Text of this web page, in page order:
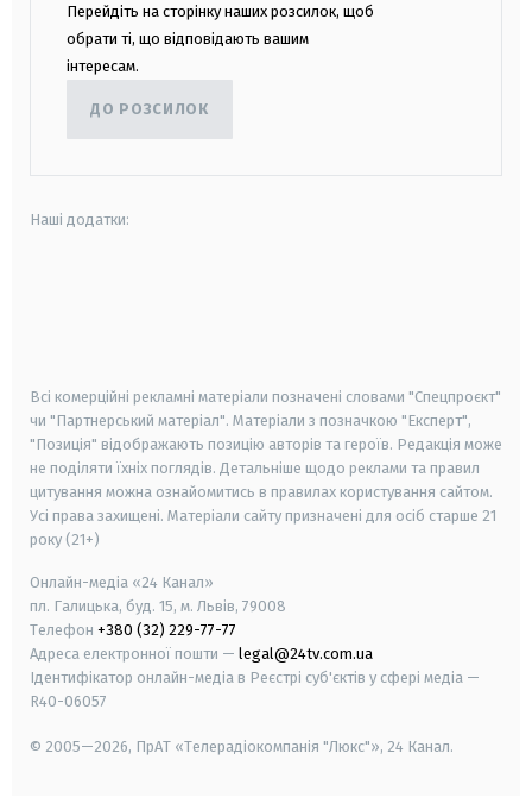
Перейдіть на сторінку наших розсилок, щоб
обрати ті, що відповідають вашим
інтересам.
ДО РОЗСИЛОК
Наші додатки:
Всі комерційні рекламні матеріали позначені словами "Спецпроєкт"
чи "Партнерський матеріал". Матеріали з позначкою "Експерт",
"Позиція" відображають позицію авторів та героїв. Редакція може
не поділяти їхніх поглядів. Детальніше щодо реклами та правил
цитування можна ознайомитись в правилах користування сайтом.
Усі права захищені. Матеріали сайту призначені для осіб старше 21
року (21+)
Онлайн-медіа «24 Канал»
пл. Галицька, буд. 15, м. Львів, 79008
Телефон +380 (32) 229-77-77
Адреса електронної пошти — legal@24tv.com.ua
Ідентифікатор онлайн-медіа в Реєстрі суб'єктів у сфері медіа —
R40-06057
© 2005—2026, ПрАТ «Телерадіокомпанія "Люкс"», 24 Канал.